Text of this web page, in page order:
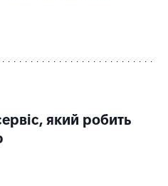
який робить